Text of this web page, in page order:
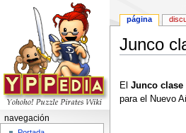
Junco
El Junco clase
para el Nuevo
página
navegación